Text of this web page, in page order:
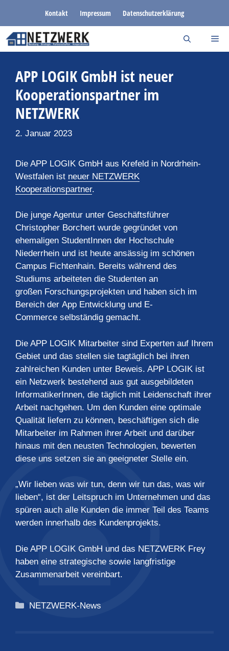
springen
Kontakt Impressum Datenschutzerklärung
APP LOGIK GmbH ist neuer
Kooperationspartner im
NETZWERK
2. Januar 2023
Die APP LOGIK GmbH aus Krefeld in Nordrhein-
Westfalen ist neuer NETZWERK
Kooperationspartner.
Die junge Agentur unter Geschäftsführer
Christopher Borchert wurde gegründet von
ehemaligen StudentInnen der Hochschule
Niederrhein und ist heute ansässig im schönen
Campus Fichtenhain. Bereits während des
Studiums arbeiteten die Studenten an
großen Forschungsprojekten und haben sich im
Bereich der App Entwicklung und E-
Commerce selbständig gemacht.
Die APP LOGIK Mitarbeiter sind Experten auf Ihrem
Gebiet und das stellen sie tagtäglich bei ihren
zahlreichen Kunden unter Beweis. APP LOGIK ist
ein Netzwerk bestehend aus gut ausgebildeten
InformatikerInnen, die täglich mit Leidenschaft ihrer
Arbeit nachgehen. Um den Kunden eine optimale
Qualität liefern zu können, beschäftigen sich die
Mitarbeiter im Rahmen ihrer Arbeit und darüber
hinaus mit den neusten Technologien, bewerten
diese uns setzen sie an geeigneter Stelle ein.
„Wir lieben was wir tun, denn wir tun das, was wir
lieben“, ist der Leitspruch im Unternehmen und das
spüren auch alle Kunden die immer Teil des Teams
werden innerhalb des Kundenprojekts.
Die APP LOGIK GmbH und das NETZWERK Frey
haben eine strategische sowie langfristige
Zusammenarbeit vereinbart.
Kategorien
NETZWERK-News